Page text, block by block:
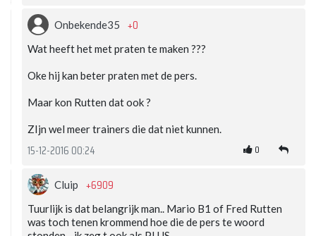
Onbekende35 +0
Wat heeft het met praten te maken ???
Oke hij kan beter praten met de pers.
Maar kon Rutten dat ook ?
ZIjn wel meer trainers die dat niet kunnen.
15-12-2016 00:24 0
Cluip +6909
Tuurlijk is dat belangrijk man.. Mario B1 of Fred Rutten
was toch tenen krommend hoe die de pers te woord